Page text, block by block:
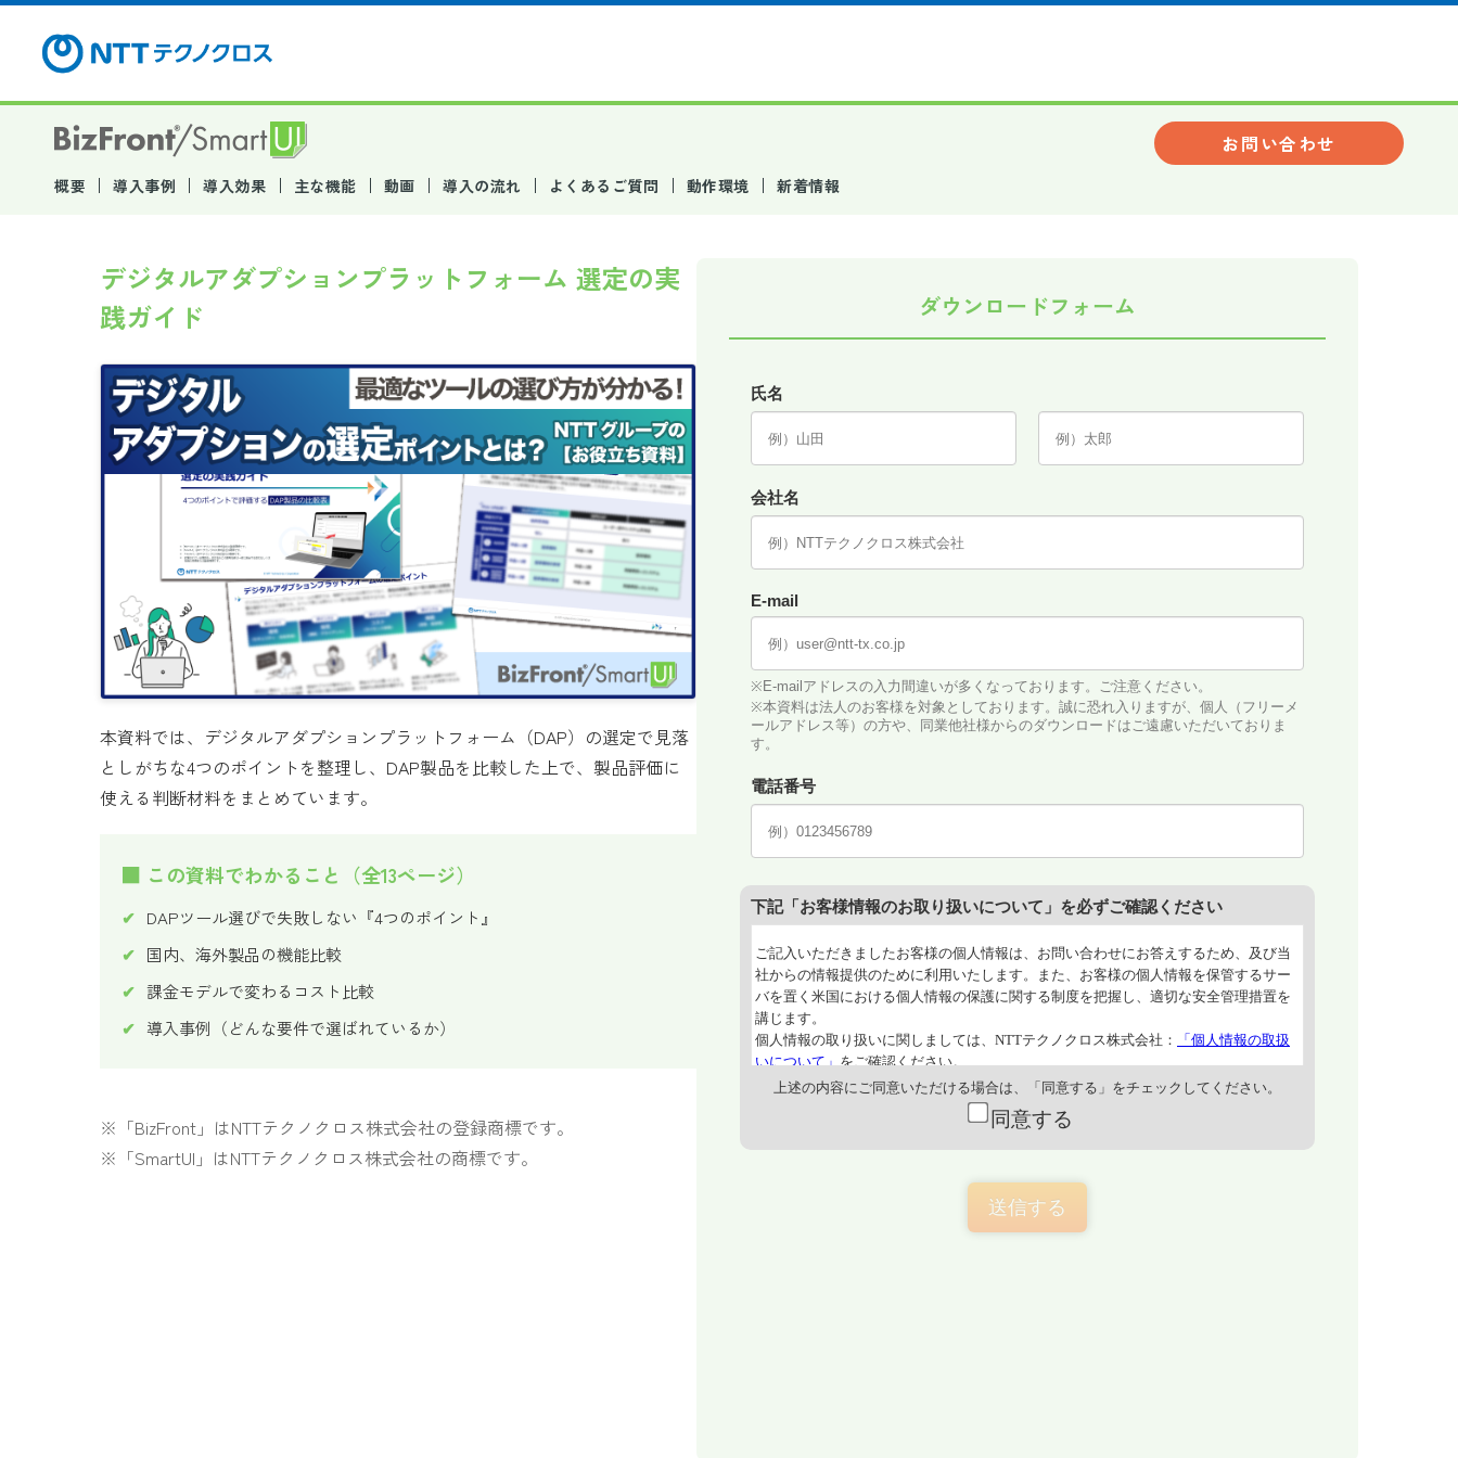
概要 導入事例 導入効果 主な機能 動画 導入の流れ よくあるご質問 動作環境 新着情報
お問い合わせ
デジタルアダプションプラットフォーム 選定の実
践ガイド
本資料では、デジタルアダプションプラットフォーム（DAP）の選定で見落
としがちな4つのポイントを整理し、DAP製品を比較した上で、製品評価に
使える判断材料をまとめています。
■ この資料でわかること（全13ページ）
DAPツール選びで失敗しない『4つのポイント』
国内、海外製品の機能比較
課金モデルで変わるコスト比較
導入事例（どんな要件で選ばれているか）
※「BizFront」はNTTテクノクロス株式会社の登録商標です。
※「SmartUI」はNTTテクノクロス株式会社の商標です。
ダウンロードフォーム